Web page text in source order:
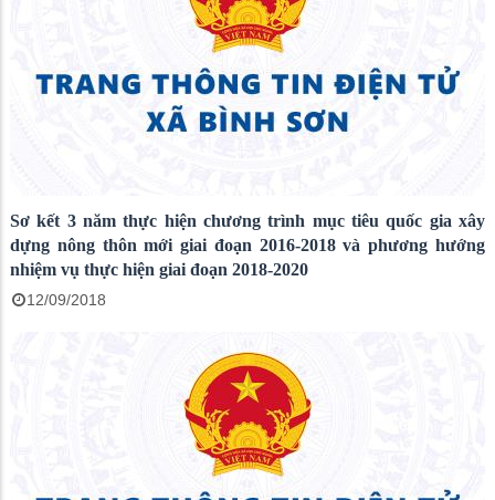
Sơ kết 3 năm thực hiện chương trình mục tiêu quốc gia xây
dựng nông thôn mới giai đoạn 2016-2018 và phương hướng
nhiệm vụ thực hiện giai đoạn 2018-2020
12/09/2018